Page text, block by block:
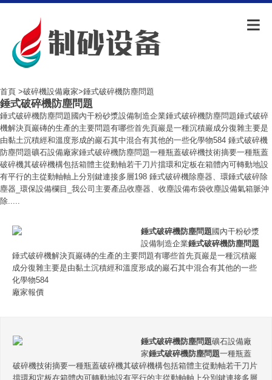
首頁 >破碎機設備廠家>錘式破碎機防塵問題
錘式破碎機防塵問題
錘式破碎機防塵問題國內干粉砂漿設備制造企業錘式破碎機防塵問題錘式破碎
機解決頁巖磚的生產的主要問題有哪些首先頁巖是一種沉積巖成分復雜主要是
由黏土沉積經和溫度形成的巖石其中混合有其他的一些化學物584 錘式破碎機
防塵問題礦石設備廠家錘式破碎機防塵問題一種瓶蓋破碎機技術摘要一種瓶蓋
破碎機其破碎機構包括箱體主從動軸若干刀片擋環和定板在箱體內可轉動地設
有平行的主從動軸軸上分別鍵連接多層198 錘式破碎機除塵器、環錘式破碎除
塵器_環保設備欄目_我公司主要產品收塵器、收塵設備布袋收塵設備氣箱脈沖
除.....
錘式破碎機防塵問題 國內干粉砂漿
設備制造企業錘式破碎機防塵問題
錘式破碎機解決頁巖磚的生產的主要問題有哪些首先頁巖是一種沉積巖
成分復雜主要是由黏土沉積經和溫度形成的巖石其中混合有其他的一些
化學物584
廠家報價
錘式破碎機防塵問題礦石設備廠
家錘式破碎機防塵問題一種瓶蓋
破碎機技術摘要一種瓶蓋破碎機其破碎機構包括箱體主從動軸若干刀片
擋環和定板在箱體內可轉動地設有平行的主從動軸軸上分別鍵連接多層